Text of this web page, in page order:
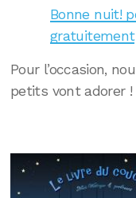
Bonne nuit!
gratuitement
Pour l’occasion,
petits vont adorer !